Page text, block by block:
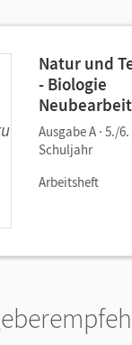
Natur und
- Biologie
Ausgabe A · 5./6.
Schuljahr
Arbeitsheft